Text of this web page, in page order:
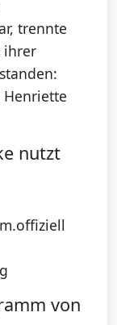
trennte
ihrer
Henriette
nutzt
von